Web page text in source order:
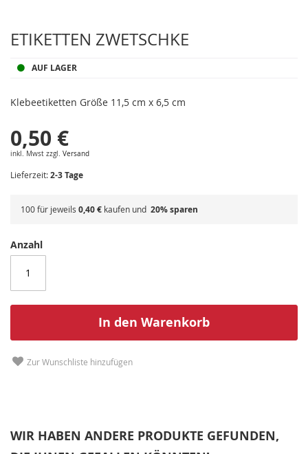
ETIKETTEN ZWETSCHKE
AUF LAGER
Klebeetiketten Größe 11,5 cm x 6,5 cm
0,50 €
inkl. Mwst zzgl. Versand
Lieferzeit:2-3 Tage
100 für jeweils 0,40 € kaufen und 20% sparen
Anzahl
In den Warenkorb
Zur Wunschliste hinzufügen
Anfang
der
springen
WIR HABEN ANDERE PRODUKTE GEFUNDEN,